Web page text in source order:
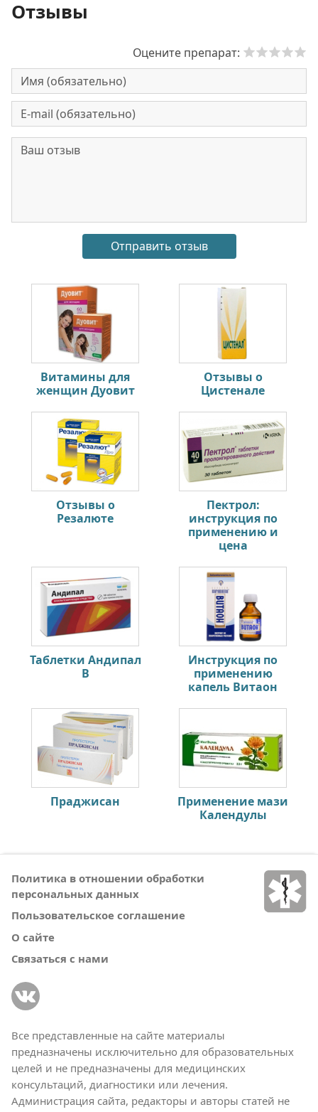
Отзывы
Оцените препарат:
Витамины для
женщин Дуовит
Отзывы о
Цистенале
Отзывы о
Резалюте
Пектрол:
инструкция по
применению и
цена
Таблетки Андипал
B
Инструкция по
применению
капель Витаон
Праджисан
Применение мази
Календулы
Политика в отношении обработки
персональных данных
Пользовательское соглашение
О сайте
Связаться с нами
Все представленные на сайте материалы
предназначены исключительно для образовательных
целей и не предназначены для медицинских
консультаций, диагностики или лечения.
Администрация сайта, редакторы и авторы статей не